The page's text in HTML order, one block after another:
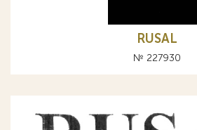
RUSAL
№ 227930